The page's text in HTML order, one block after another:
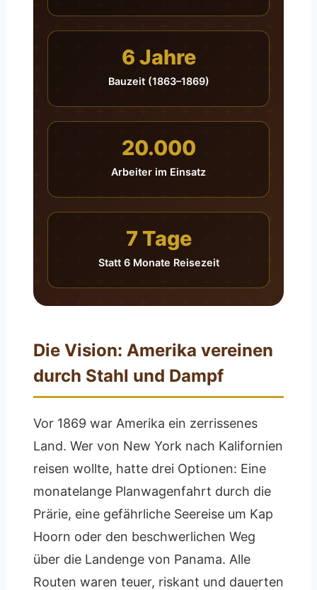
6 Jahre
Bauzeit (1863–1869)
20.000
Arbeiter im Einsatz
7 Tage
Statt 6 Monate Reisezeit
Die Vision: Amerika vereinen
durch Stahl und Dampf
Vor 1869 war Amerika ein zerrissenes
Land. Wer von New York nach Kalifornien
reisen wollte, hatte drei Optionen: Eine
monatelange Planwagenfahrt durch die
Prärie, eine gefährliche Seereise um Kap
Hoorn oder den beschwerlichen Weg
über die Landenge von Panama. Alle
Routen waren teuer, riskant und dauerten